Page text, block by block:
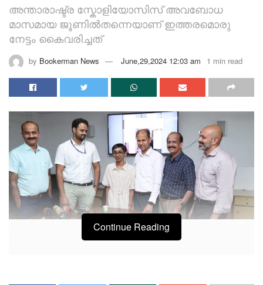
അന്താരാഷ്ട്ര സ്കോളിയോസിസ് അവബോധ
മാസമായ ജൂണിൽതന്നെയാണ് ഇത്തരമൊരു
നേട്ടം കൈവരിച്ചത്
by Bookerman News June,29,2024 12:03 am 1 min read
Continue Reading